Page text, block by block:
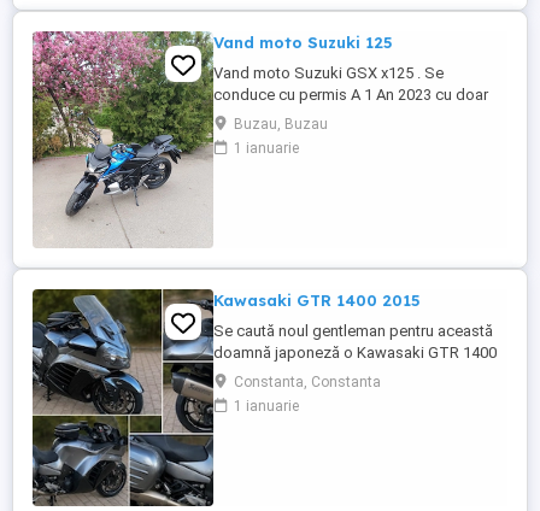
Vand moto Suzuki 125
Vand moto Suzuki GSX x125 . Se
conduce cu permis A 1 An 2023 cu doar
5000km Stare impecabila , fara cazaturi
ITP valabil pana in noiembrie 2027 Revizii
si schimb de ulei in service autorizat
Buzau, Buzau
1 ianuarie
Kawasaki GTR 1400 2015
Se caută noul gentleman pentru această
doamnă japoneză o Kawasaki GTR 1400
care încă întoarce priviri și iubește
kilometrii. A fost răsfățată, întreținută la
timp și tratată cu respect. O dau doar
Constanta, Constanta
1 ianuarie